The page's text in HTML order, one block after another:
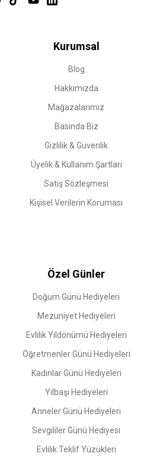
Kurumsal
Blog
Hakkımızda
Mağazalarımız
Basında Biz
Gizlilik & Güvenlik
Üyelik & Kullanım Şartları
Satış Sözleşmesi
Kişisel Verilerin Koruması
Özel Günler
Doğum Günü Hediyeleri
Mezuniyet Hediyeleri
Evlilik Yıldönümü Hediyeleri
Öğretmenler Günü Hediyeleri
Kadınlar Günü Hediyeleri
Yılbaşı Hediyeleri
Anneler Günü Hediyeleri
Sevgililer Günü Hediyesi
Evlilik Teklif Yüzükleri